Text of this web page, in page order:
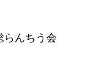
らんちう会